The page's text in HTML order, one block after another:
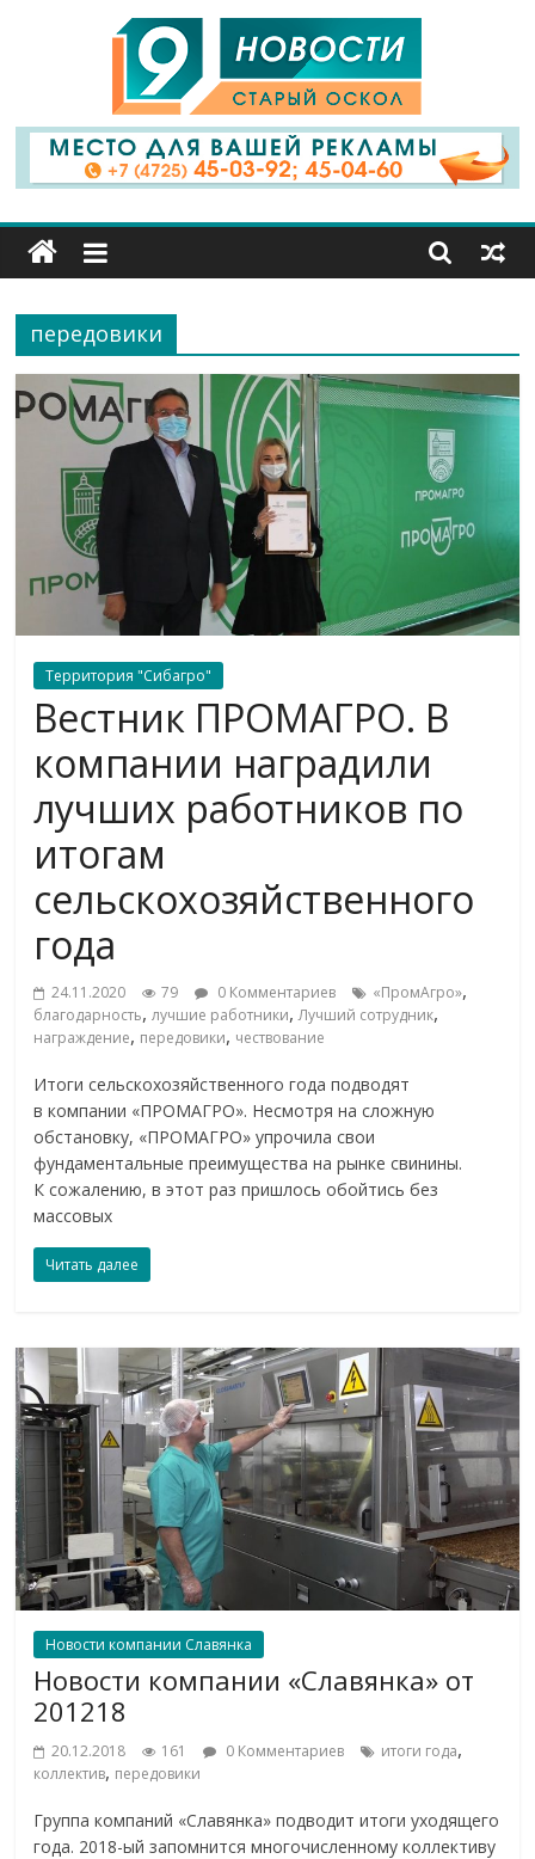
9
Канал
Старый
Оскол
передовики
Территория "Сибагро"
Вестник ПРОМАГРО. В
компании наградили
лучших работников по
итогам
сельскохозяйственного
года
24.11.2020 79 0 Комментариев «ПромАгро»,
благодарность,лучшие работники,Лучший сотрудник,
награждение, передовики, чествование
Итоги сельскохозяйственного года подводят
в компании «ПРОМАГРО». Несмотря на сложную
обстановку, «ПРОМАГРО» упрочила свои
фундаментальные преимущества на рынке свинины.
К сожалению, в этот раз пришлось обойтись без
массовых
Читать далее
Новости компании Славянка
Новости компании «Славянка» от
201218
20.12.2018 161 0 Комментариев итоги года,
коллектив, передовики
Группа компаний «Славянка» подводит итоги уходящего
года. 2018-ый запомнится многочисленному коллективу